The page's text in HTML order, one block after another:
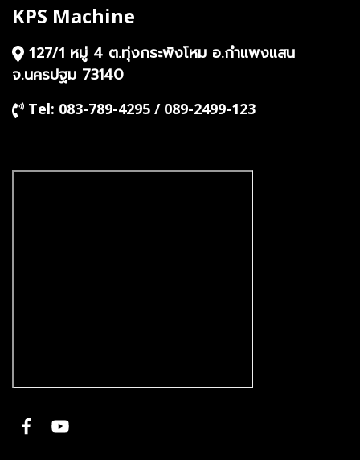
KPS Machine
127/1 หมู่ 4 ต.ทุ่งกระพังโหม อ.กำแพงแสน
จ.นครปฐม 73140
Tel: 083-789-4295 / 089-2499-123